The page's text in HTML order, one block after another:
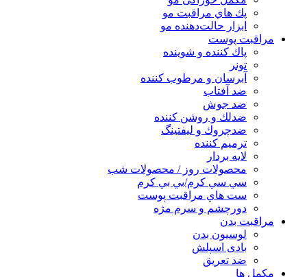
پك هاي مراقبت مو
ابزار حالت‌دهنده مو
مراقبت پوست
پاك كننده و شوينده
تونر
آبرسان و مرطوب كننده
ضد آفتاب
ضد جوش
ضدلك و روشن كننده
ضدچروك و ليفتينگ
ترميم كننده
لايه بردار
محصولات روز / محصولات شب
سي سي كرم/بي بي كرم
ست هاي مراقبت پوست
دورچشم و سرم مژه
مراقبت بدن
لوسیون بدن
بادی اسپلش
ضد تعریق
مكمل ها